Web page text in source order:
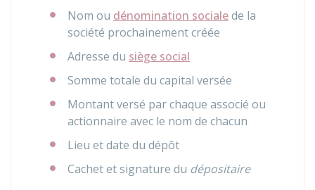
Nom ou dénomination socialede la
société prochainement créée
Adresse du siège social
Somme totale du capital versée
Montant versé par chaque associé ou
actionnaire avec le nom de chacun
Lieu et date du dépôt
Cachet et signature du dépositaire